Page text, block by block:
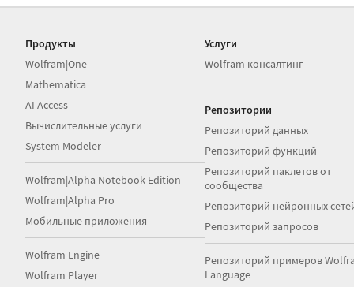
Продукты
Wolfram|One
Mathematica
AI Access
Вычислительные услуги
System Modeler
Wolfram|Alpha Notebook Edition
Wolfram|Alpha Pro
Мобильные приложения
Wolfram Engine
Wolfram Player
Услуги
Wolfram консалтинг
Репозитории
Репозиторий данных
Репозиторий функций
Репозиторий паклетов от
сообщества
Репозиторий нейронных
Репозиторий запросов
Репозиторий примеров
Language